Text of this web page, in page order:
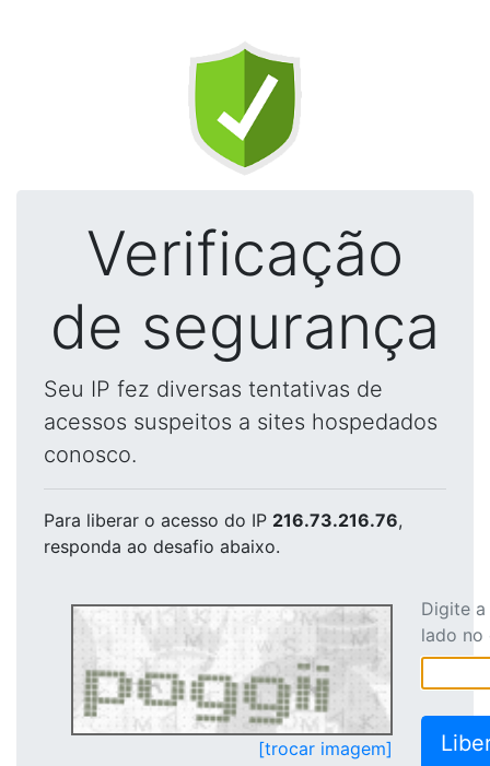
Verificação
de segurança
Seu IP fez diversas tentativas de
acessos suspeitos a sites hospedados
conosco.
Para liberar o acesso do IP 216.73.216.76,
responda ao desafio abaixo.
[trocar imagem]
Digite
lado no